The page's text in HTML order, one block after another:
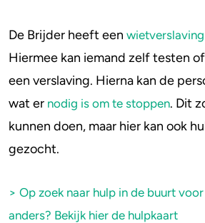
De Brijder heeft een
Hiermee kan iemand zelf testen
een verslaving. Hierna kan de
wat er nodig is om te stoppen. Dit
kunnen doen, maar hier kan ook
gezocht.
> Op zoek naar hulp in de buurt
anders? Bekijk hier de hulpkaart